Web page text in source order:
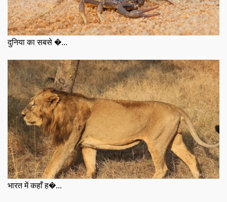
दुनिया का सबसे �...
भारत में कहाँ ह�...